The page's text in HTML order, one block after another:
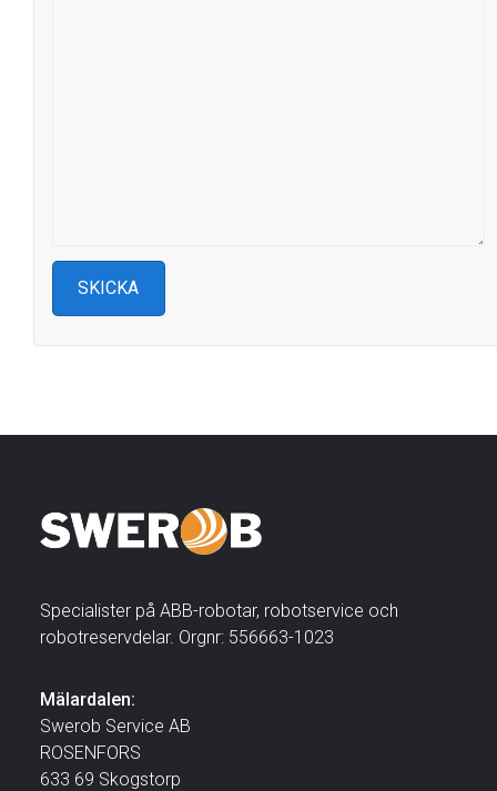
Specialister på ABB-robotar, robotservice och
robotreservdelar. Orgnr: 556663-1023
Mälardalen:
Swerob Service AB
ROSENFORS
633 69 Skogstorp